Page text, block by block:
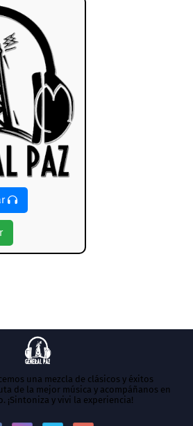
una mezcla de clásicos y éxitos
de la mejor música y acompáñanos en
¡Sintoniza y vivi la experiencia!